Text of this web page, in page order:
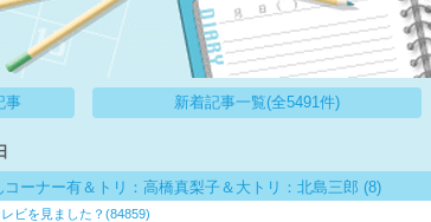
事 新着記事一覧(全5491件)
ーナー有＆トリ：高橋真梨子＆大トリ：北島三郎 (8)
ビを見ました？(84859)